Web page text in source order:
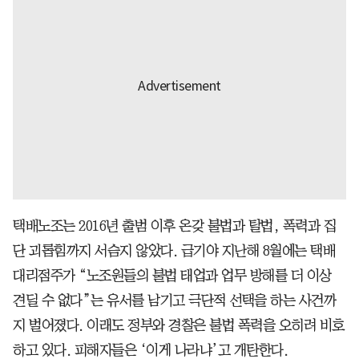
택배노조는 2016년 출범 이후 온갖 불법과 탈법, 폭력과 집
단 괴롭힘까지 서슴지 않았다. 급기야 지난해 8월에는 택배
대리점주가 “노조원들의 불법 태업과 업무 방해를 더 이상
견딜 수 없다”는 유서를 남기고 극단적 선택을 하는 사건까
지 벌어졌다. 이래도 정부와 경찰은 불법 폭력을 오히려 비호
하고 있다. 피해자들은 ‘이게 나라냐’고 개탄한다.